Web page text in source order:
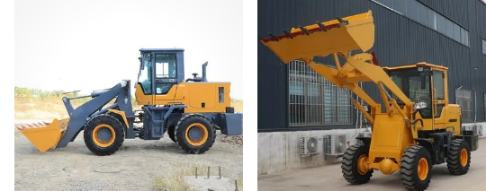
三、不同作业场景下，如何选择最合适的铲车类型？
选择铲车时，首先要明确主要作业场景和环境条件。不同场景
对铲车的动力、通过性和耐用性有不同要求，盲目选择低价通
用型号可能导致效率低下或设备损耗过快。
建筑工地或砖厂搬运：需要兼顾机动性和承载能力，四驱设
计的柴油内燃铲车
更适合不平整地面的频繁转向和重载作
业。